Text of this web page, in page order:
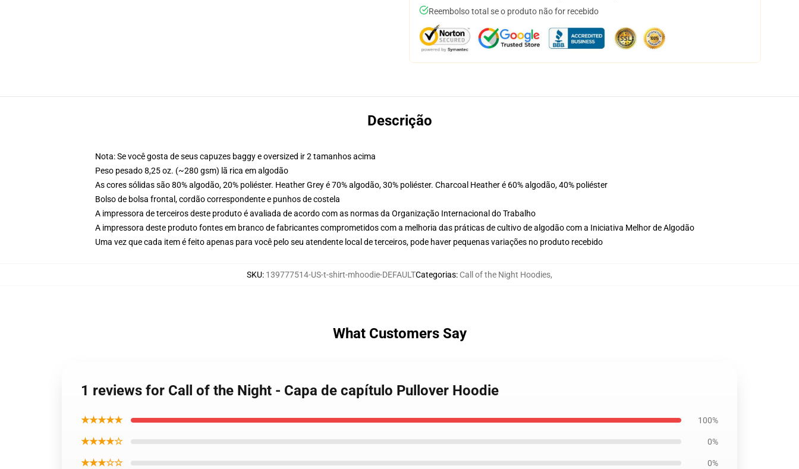
Reembolso total se o produto não for recebido
Descrição
Nota: Se você gosta de seus capuzes baggy e oversized ir 2 tamanhos acima
Peso pesado 8,25 oz. (~280 gsm) lã rica em algodão
As cores sólidas são 80% algodão, 20% poliéster. Heather Grey é 70% algodão, 30% poliéster. Charcoal Heather é 60% algodão, 40% poliéster
Bolso de bolsa frontal, cordão correspondente e punhos de costela
A impressora de terceiros deste produto é avaliada de acordo com as normas da Organização Internacional do Trabalho
A impressora deste produto fontes em branco de fabricantes comprometidos com a melhoria das práticas de cultivo de algodão com a Iniciativa Melhor de Algodão
Uma vez que cada item é feito apenas para você pelo seu atendente local de terceiros, pode haver pequenas variações no produto recebido
SKU: 139777514-US-t-shirt-mhoodie-DEFAULTCategorias: Call of the Night Hoodies,
What Customers Say
1 reviews for Call of the Night - Capa de capítulo Pullover Hoodie
★★★★★ 100%
★★★★☆ 0%
★★★☆☆ 0%